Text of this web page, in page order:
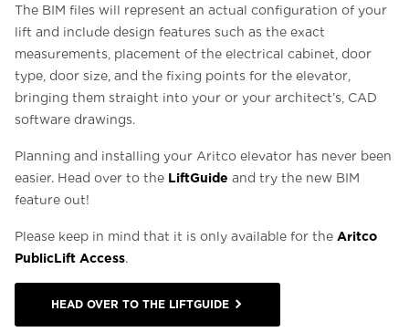
The BIM files will represent an actual configuration of your
lift and include design features such as the exact
measurements, placement of the electrical cabinet, door
type, door size, and the fixing points for the elevator,
bringing them straight into your or your architect’s, CAD
software drawings.
Planning and installing your Aritco elevator has never been
easier. Head over to the LiftGuide and try the new BIM
feature out!
Please keep in mind that it is only available for the Aritco
PublicLift Access.
HEAD OVER TO THE LIFTGUIDE